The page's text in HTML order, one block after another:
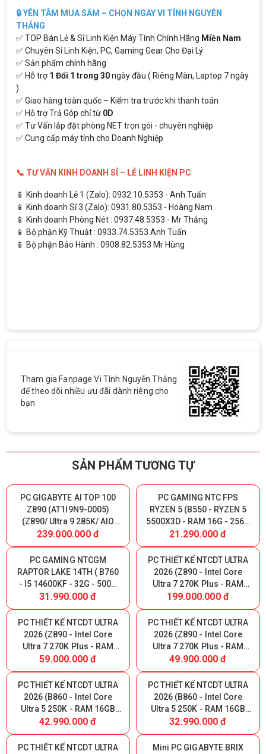
🔒 YÊN TÂM MUA SẮM – CHỌN NGAY VI TÍNH NGUYỄN
THẮNG
✅ TOP Bán Lẻ & Sỉ Linh Kiện Máy Tính Chính Hãng Miền Nam
✅ Chuyên Sỉ Linh Kiện, PC, Gaming Gear Cho Đại Lý
✅ Sản phẩm chính hãng
✅ Hỗ trợ1 Đổi 1 trong 30ngày đầu ( Riêng Màn, Laptop 7 ngày
)
✅ Giao hàng toàn quốc – Kiểm tra trước khi thanh toán
✅ Hỗ trợ Trả Góp chỉ từ 0D
✅ Tư Vấn lắp đặt phòng NET trọn gói - chuyên nghiệp
✅ Cung cấp máy tính cho Doanh Nghiệp
📞 TƯ VẤN KINH DOANH SỈ – LẺ LINH KIỆN PC
📱 Kinh doanh Lẻ 1 (Zalo): 0932.10.5353 - Anh.Tuấn
📱 Kinh doanh Sỉ 3 (Zalo): 0931.80.5353 - Hoàng Nam
📱 Kinh doanh Phòng Nét : 0937.48.5353 - Mr Thắng
📱 Bộ phận Kỹ Thuật : 0933.74.5353 Anh Tuấn
📱 Bộ phận Bảo Hành : 0908.82.5353 Mr Hùng
Tham gia Fanpage Vi Tính Nguyễn Thắng
để theo dõi nhiều ưu đãi dành riêng cho
bạn
SẢN PHẨM TƯƠNG TỰ
PC GIGABYTE AI TOP 100
Z890 (AT1I9N9-0005)
(Z890/ Ultra 9 285K/ AIO
360/ 128GB (32GBx4)
DDR5/ SSD Gen4 2TB/ SSD
Gen4 320GB/ RTX 5090
32GB/ PSU 1600W 80 Plus
Platinum/ WF7/ BT/ Black)
239.000.000 đ
PC GAMING NTC FPS
RYZEN 5 (B550 - RYZEN 5
5500X3D - RAM 16G - 256G
NVME - VGA RTX 5050 8GB)
21.290.000 đ
PC GAMING NTCGM
RAPTOR LAKE 14TH ( B760
- I5 14600KF - 32G - 500G
NVME - RTX 3060 12G )
31.990.000 đ
PC THIẾT KẾ NTCDT ULTRA
2026 (Z890 - Intel Core
Ultra 7 270K Plus - RAM
32GB DDR5 - SSD NVMe
1000GB - GeForce RTX
5090 32GB )
199.000.000 đ
PC THIẾT KẾ NTCDT ULTRA
2026 (Z890 - Intel Core
Ultra 7 270K Plus - RAM
32GB DDR5 - SSD NVMe
1000GB - GeForce RTX
5070 12GB)
59.000.000 đ
PC THIẾT KẾ NTCDT ULTRA
2026 (Z890 - Intel Core
Ultra 7 270K Plus - RAM
32GB DDR5 - SSD NVMe
1000GB - GeForce RTX
5060 8GB)
49.900.000 đ
PC THIẾT KẾ NTCDT ULTRA
2026 (B860 - Intel Core
Ultra 5 250K - RAM 16GB
DDR5 - 500GB NVMe - RTX
5070 12GB)
42.990.000 đ
PC THIẾT KẾ NTCDT ULTRA
2026 (B860 - Intel Core
Ultra 5 250K - RAM 16GB
DDR5 - 500GB NVMe - RTX
5060 8GB)
32.990.000 đ
PC THIẾT KẾ NTCDT ULTRA
Mini PC GIGABYTE BRIX